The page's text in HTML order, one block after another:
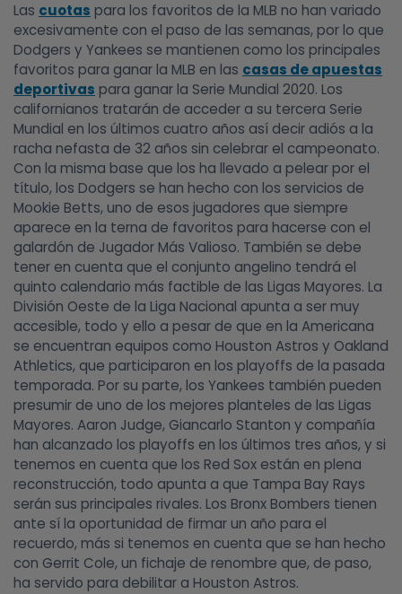
Las cuotas para los favoritos de la MLB no han variado
excesivamente con el paso de las semanas, por lo que
Dodgers y Yankees se mantienen como los principales
favoritos para ganar la MLB en las casas de apuestas
deportivas para ganar la Serie Mundial 2020. Los
californianos tratarán de acceder a su tercera Serie
Mundial en los últimos cuatro años así decir adiós a la
racha nefasta de 32 años sin celebrar el campeonato.
Con la misma base que los ha llevado a pelear por el
título, los Dodgers se han hecho con los servicios de
Mookie Betts, uno de esos jugadores que siempre
aparece en la terna de favoritos para hacerse con el
galardón de Jugador Más Valioso. También se debe
tener en cuenta que el conjunto angelino tendrá el
quinto calendario más factible de las Ligas Mayores. La
División Oeste de la Liga Nacional apunta a ser muy
accesible, todo y ello a pesar de que en la Americana
se encuentran equipos como Houston Astros y Oakland
Athletics, que participaron en los playoffs de la pasada
temporada. Por su parte, los Yankees también pueden
presumir de uno de los mejores planteles de las Ligas
Mayores. Aaron Judge, Giancarlo Stanton y compañía
han alcanzado los playoffs en los últimos tres años, y si
tenemos en cuenta que los Red Sox están en plena
reconstrucción, todo apunta a que Tampa Bay Rays
serán sus principales rivales. Los Bronx Bombers tienen
ante sí la oportunidad de firmar un año para el
recuerdo, más si tenemos en cuenta que se han hecho
con Gerrit Cole, un fichaje de renombre que, de paso,
ha servido para debilitar a Houston Astros.